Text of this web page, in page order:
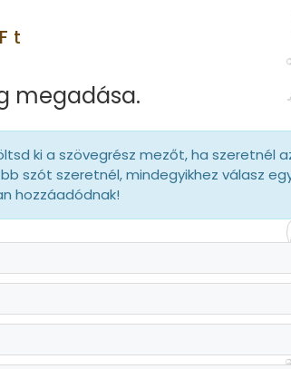
Ft
megadása.
ki a szövegrész mezőt, ha szeretnél
szót szeretnél, mindegyikhez válasz
hozzáadódnak!